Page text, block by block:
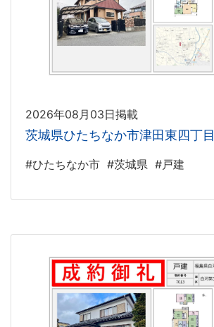
2026年08月03日掲載
茨城県ひたちなか市津田東四丁目
#ひたちなか市 #茨城県 #戸建